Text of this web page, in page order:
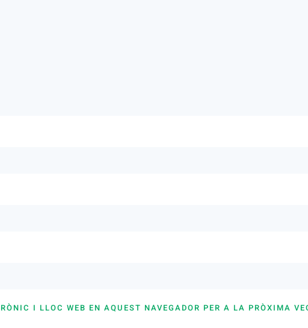
I LLOC WEB EN AQUEST NAVEGADOR PER A LA PRÒXIMA